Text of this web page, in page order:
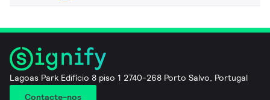
Lagoas Park Edifício 8 piso 1 2740-268 Porto Salvo, Portugal
Contacte-nos